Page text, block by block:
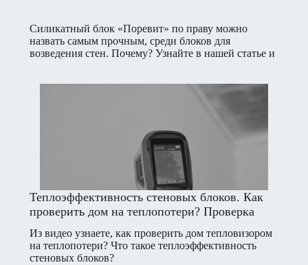
Силикатный блок «Поревит» по праву можно
назвать самым прочным, среди блоков для
возведения стен. Почему? Узнайте в нашей статье и
Теплоэффективность стеновых блоков. Как
проверить дом на теплопотери? Проверка
силикатного блока
Из видео узнаете, как проверить дом тепловизором
на теплопотери? Что такое теплоэффективность
стеновых блоков?